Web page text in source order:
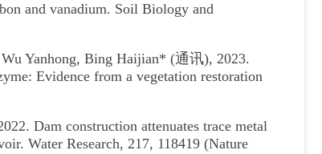
and vanadium. Soil Biology and
Yanhong, Bing Haijian* (通讯), 2023.
Evidence from a vegetation restoration
Dam construction attenuates trace metal
Water Research, 217, 118419 (Nature